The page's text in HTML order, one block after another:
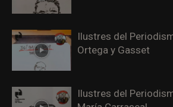
Ilustres del
Ortega y Gasset
Ilustres del